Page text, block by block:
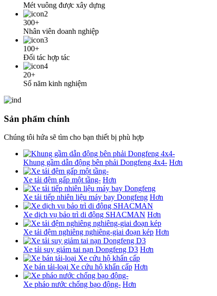
Mét vuông được xây dựng
300+
Nhân viên doanh nghiệp
100+
Đối tác hợp tác
20+
Số năm kinh nghiệm
Sản phẩm chính
Chúng tôi hứa sẽ tìm cho bạn thiết bị phù hợp
Khung gầm dẫn động bên phải Dongfeng 4x4- Hơn
Xe tải đệm gấp một tầng- Hơn
Xe tải tiếp nhiên liệu máy bay Dongfeng Hơn
Xe dịch vụ bảo trì di động SHACMAN Hơn
Xe tải đệm nghiêng nghiêng-giai đoạn kép Hơn
Xe tải suy giảm tai nạn Dongfeng D3 Hơn
Xe bán tải-loại Xe cứu hộ khẩn cấp Hơn
Xe pháo nước chống bạo động- Hơn